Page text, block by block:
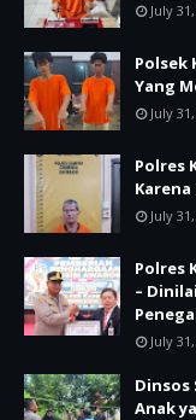
July
Polsek
Yang
July
Polres
July
Polres
–
July
Dinsos
Anak